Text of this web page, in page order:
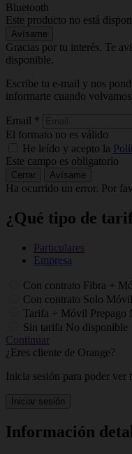
Bluetooth
Este producto no está
Avísame
Gracias por tu interés. Te
disponible.
Escribe tu e-mail y nos
informarte cuando
Email *
El formato no es válido
He leído y acepto la
Este campo es obligatorio
Cerrar Avísame
Ha ocurrido un error. Por
¿Qué tipo de
Particulares
Empresa
Con contrato Fibra +
Con contrato Solo Móvil
Tarifa + Móvil Prepago
Sin tarifa No disponible
Continuar
¿Eres cliente de Orange?
Inicia sesión para poder ver
Iniciar sesión
Información